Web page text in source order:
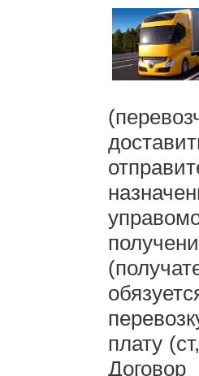
плату